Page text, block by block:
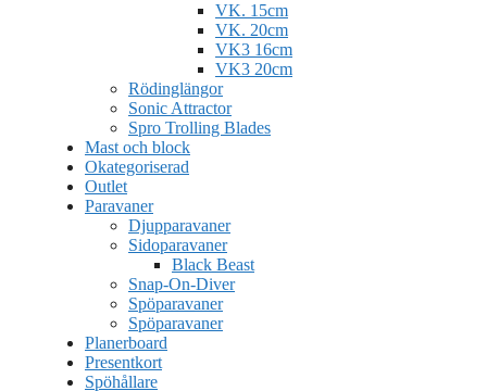
VK. 15cm
VK. 20cm
VK3 16cm
VK3 20cm
Rödinglängor
Sonic Attractor
Spro Trolling Blades
Mast och block
Okategoriserad
Outlet
Paravaner
Djupparavaner
Sidoparavaner
Black Beast
Snap-On-Diver
Spöparavaner
Spöparavaner
Planerboard
Presentkort
Spöhållare